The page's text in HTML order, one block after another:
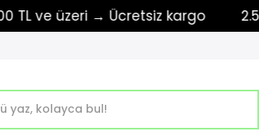
üzeri → Ücretsiz kargo 2.500